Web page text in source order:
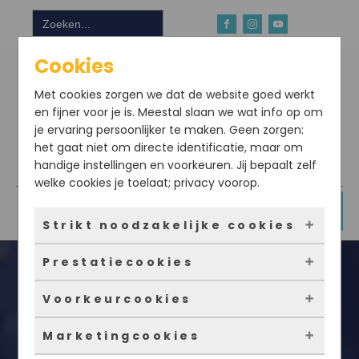
Zoek
naar:
Download hier onze app
Koolhydraatarm dieet weekmenu
Cookies
Met cookies zorgen we dat de website goed werkt
en fijner voor je is. Meestal slaan we wat info op om
je ervaring persoonlijker te maken. Geen zorgen:
het gaat niet om directe identificatie, maar om
handige instellingen en voorkeuren. Jij bepaalt zelf
welke cookies je toelaat; privacy voorop.
Strikt noodzakelijke cookies
Deze cookies zorgen ervoor dat de website
überhaupt werkt. Ze zijn dus altijd actief en
kunnen niet worden uitgezet. Meestal worden
ze alleen geplaatst als jij iets doet, zoals
inloggen, een formulier invullen of je
Prestatiecookies
Met deze cookies zien we hoe vaak onze site
bezocht wordt, waar bezoekers vandaan
komen en welke pagina’s populair zijn. Zo
Voorkeurcookies
Deze cookies onthouden jouw voorkeuren.
Marketingcookies